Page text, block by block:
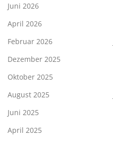
Juni 2026
April 2026
Februar 2026
Dezember 2025
Oktober 2025
August 2025
Juni 2025
April 2025